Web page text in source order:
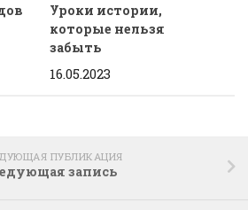
Уроки истории,
которые нельзя
забыть
16.05.2023
ПУБЛИКАЦИЯ
запись